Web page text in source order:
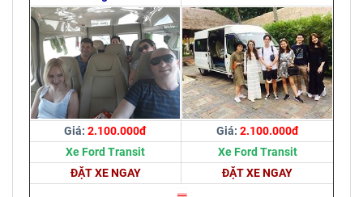
Giá: 2.100.000đ Giá: 2.100.000đ
Xe Ford Transit
Xe Ford Transit
ĐẶT XE NGAY
ĐẶT XE NGAY